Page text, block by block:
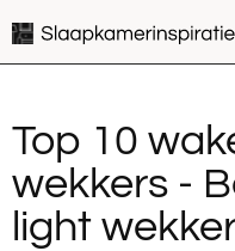
Top 10
wekkers -
light